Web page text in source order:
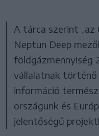
A tárca szerint
Neptun Deep
földgázmennyiség
vállalatnak történő
információ
országunk és
jelentőségű